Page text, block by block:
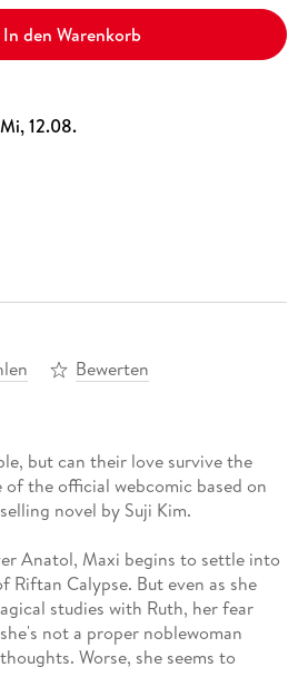
In den Warenkorb
12.08.
Bewerten
but can their love survive the
the official webcomic based on
novel by Suji Kim.
Anatol, Maxi begins to settle into
Riftan Calypse. But even as she
studies with Ruth, her fear
not a proper noblewoman
Worse, she seems to